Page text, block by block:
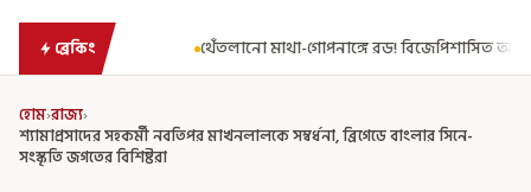
ব্রেকিং
রড! বিজেপিশাসিত অসমে নাবালিকার নৃশংস পরিণতি ব্রড
হোম›রাজ্য›
শ্যামাপ্রসাদের সহকর্মী নবতিপর মাখনলালকে সম্বর্ধনা, ব্রিগেডে বাংলার সিনে-
সংস্কৃতি জগতের বিশিষ্টরা